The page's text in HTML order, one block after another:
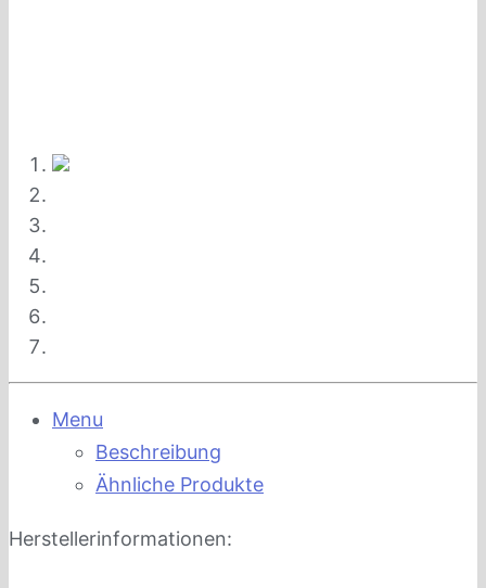
Menu
Beschreibung
Ähnliche Produkte
Herstellerinformationen: